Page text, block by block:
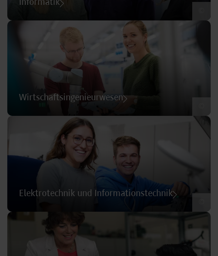
Informatik
Wirtschaftsingenieurwesen
Elektrotechnik und Informationstechnik